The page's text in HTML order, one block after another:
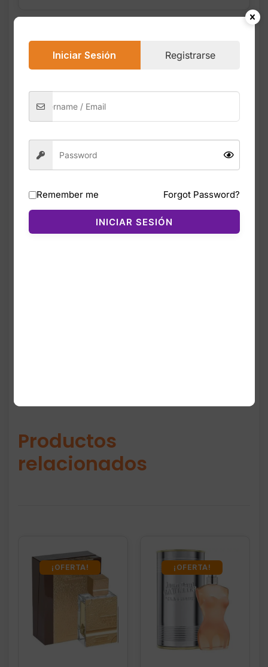
Descripción Valoraciones (0)
Guess Seductive Red Eau de Toilette es una
frutas jugosas, flores cálidas y un fondo
cremoso que crea una estela intensa y
seductora.
La fragancia abre con notas brillantes y
dulces que aportan energía y feminidad. En
Productos
relacionados
¡OFERTA! ¡OFERTA!
Iniciar Sesión Registrarse
Remember me Forgot Password?
INICIAR SESIÓN